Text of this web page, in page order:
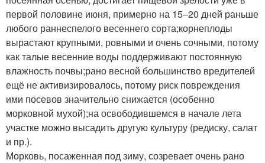
первой половине июня, примерно на 15–20 дней раньше
любого раннеспелого весеннего сорта;корнеплоды
вырастают крупными, ровными и очень сочными, потому
как талые весенние воды поддерживают постоянную
влажность почвы;рано весной большинство вредителей
ещё не активизировалось, потому риск повреждения
ими посевов значительно снижается (особенно
морковной мухой);на освободившемся в начале лета
участке можно высадить другую культуру (редиску, салат
и пр.).
Морковь, посаженная под зиму, созревает очень рано